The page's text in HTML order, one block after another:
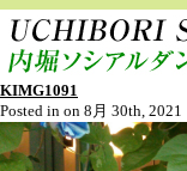
KIMG1091
Posted in on 8月 30th, 2021